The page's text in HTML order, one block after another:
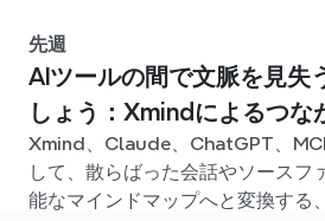
先週
AIツールの間で文脈を見失
しょう：Xmindによるつな
Xmind、Claude、ChatGPT、
して、散らばった会話やソースフ
能なマインドマップへと変換する